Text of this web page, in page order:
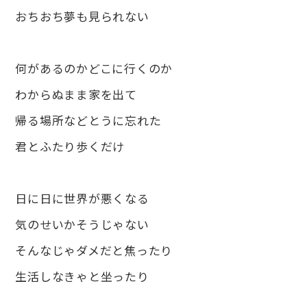
おちおち夢も見られない
何があるのかどこに行くのか
わからぬまま家を出て
帰る場所などとうに忘れた
君とふたり歩くだけ
日に日に世界が悪くなる
気のせいかそうじゃない
そんなじゃダメだと焦ったり
生活しなきゃと坐ったり